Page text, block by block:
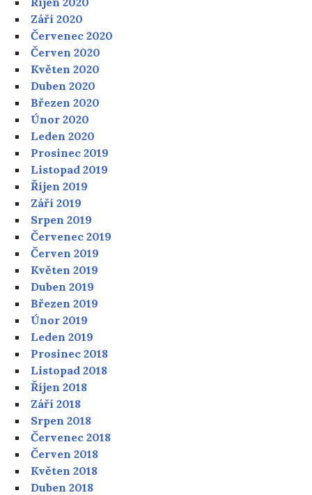
Září 2020
Červenec 2020
Červen 2020
Květen 2020
Duben 2020
Březen 2020
Únor 2020
Leden 2020
Prosinec 2019
Listopad 2019
Říjen 2019
Září 2019
Srpen 2019
Červenec 2019
Červen 2019
Květen 2019
Duben 2019
Březen 2019
Únor 2019
Leden 2019
Prosinec 2018
Listopad 2018
Říjen 2018
Září 2018
Srpen 2018
Červenec 2018
Červen 2018
Květen 2018
Duben 2018